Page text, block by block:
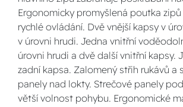
Ergonomicky promyšlená poutka
rychlé ovládání. Dvě vnější kapsy v
v úrovni hrudi. Jedna vnitřní
úrovni hrudi a dvě další vnitřní kapsy.
zadní kapsa. Zalomený střih rukávů a
panely nad lokty. Strečové panely
větší volnost pohybu. Ergonomické